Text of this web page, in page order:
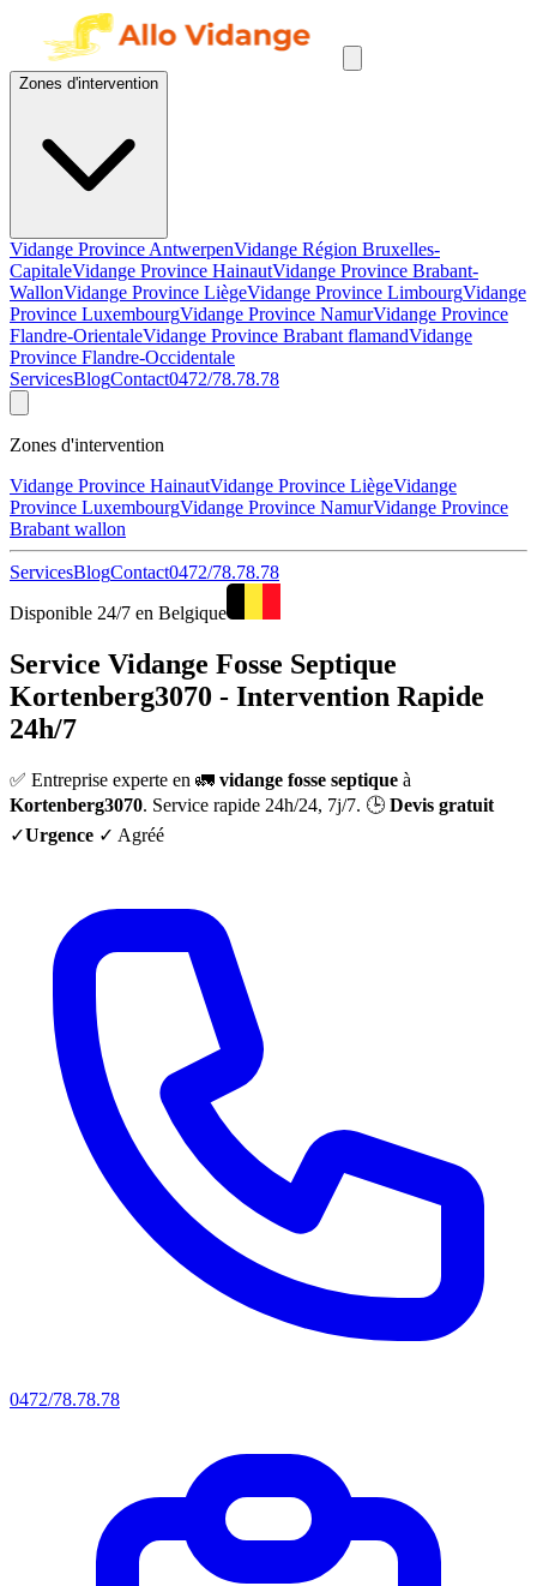
Zones d'intervention
Vidange Province AntwerpenVidange Région Bruxelles-
CapitaleVidange Province HainautVidange Province Brabant-
WallonVidange Province LiègeVidange Province LimbourgVidange
Province LuxembourgVidange Province NamurVidange Province
Flandre-OrientaleVidange Province Brabant flamandVidange
Province Flandre-Occidentale
ServicesBlogContact0472/78.78.78
Zones d'intervention
Vidange Province HainautVidange Province LiègeVidange
Province LuxembourgVidange Province NamurVidange Province
Brabant wallon
ServicesBlogContact0472/78.78.78
Disponible 24/7 en Belgique
Service Vidange Fosse Septique
Kortenberg3070 - Intervention Rapide
24h/7
✅ Entreprise experte en 🚛 vidange fosse septique à
Kortenberg3070. Service rapide 24h/24, 7j/7. 🕒 Devis gratuit
✓Urgence ✓ Agréé
0472/78.78.78